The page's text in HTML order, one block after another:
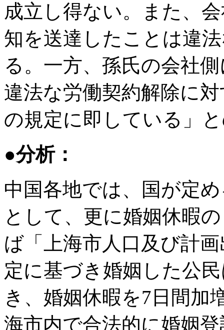
成立し得ない。また、
知を送達したことは違
る。一方、孫氏の会社
違法な労働契約解除に
の規定に即している」
●分析：
中国各地では、国が定
として、更に婚姻休暇
ば「上海市人口及び計
定に基づき婚姻した公
き、婚姻休暇を7日間加
海市内で合法的に婚姻